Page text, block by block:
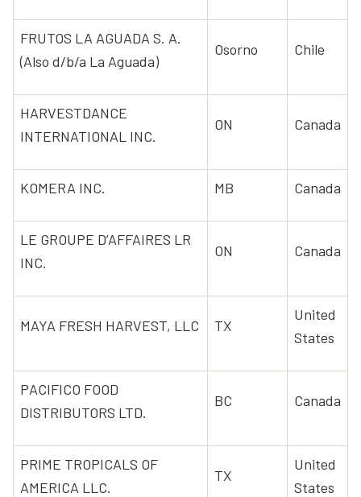
FRUTOS LA AGUADA S. A.
(Also d/b/a La Aguada)
Osorno Chile
HARVESTDANCE
INTERNATIONAL INC.
ON Canada
KOMERA INC. MB Canada
LE GROUPE D’AFFAIRES LR
INC.
ON Canada
MAYA FRESH HARVEST, LLC TX
United
States
PACIFICO FOOD
DISTRIBUTORS LTD.
BC Canada
PRIME TROPICALS OF
AMERICA LLC.
TX
United
States